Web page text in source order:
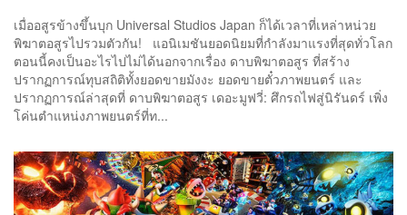
เมื่ออสูรข้างขึ้นบุก Universal Studios Japan ก็ได้เวลาที่เหล่าหน่วย
พิฆาตอสูรไปรวมตัวกัน! แอนิเมชันยอดนิยมที่กำลังมาแรงที่สุดทั่วโลก
ตอนนี้คงเป็นอะไรไปไม่ได้นอกจากเรื่อง ดาบพิฆาตอสูร ที่สร้าง
ปรากฏการณ์ทุบสถิติทั้งยอดขายมังงะ ยอดขายตั๋วภาพยนตร์ และ
ปรากฏการณ์ล่าสุดที่ ดาบพิฆาตอสูร เดอะมูฟวี่: ศึกรถไฟสู่นิรันดร์ เพิ่ง
โค่นตำแหน่งภาพยนตร์ที่ท...